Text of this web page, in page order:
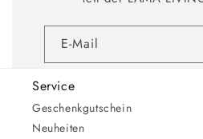
E-Mail
Service
Geschenkgutschein
Neuheiten